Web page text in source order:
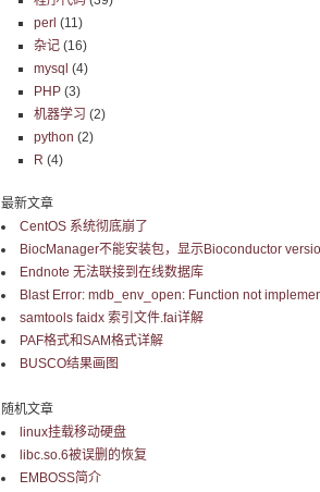
perl (11)
杂记(16)
mysql (4)
PHP(3)
机器学习 (2)
python (2)
R (4)
最新文章
CentOS 系统彻底崩了
BiocManager不能安装包，显示Bioconductor
Endnote 无法联接到在线数据库
Blast Error: mdb_env_open: Function not
samtools faidx 索引文件.fai详解
PAF格式和SAM格式详解
BUSCO结果画图
随机文章
linux挂载移动硬盘
libc.so.6被误删的恢复
EMBOSS简介